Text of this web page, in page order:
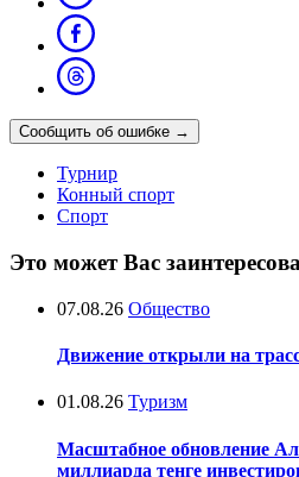
Сообщить об ошибке →
Турнир
Конный спорт
Спорт
Это может Вас
07.08.26 Общество
Движение открыли на
01.08.26 Туризм
Масштабное обновление
миллиарда тенге